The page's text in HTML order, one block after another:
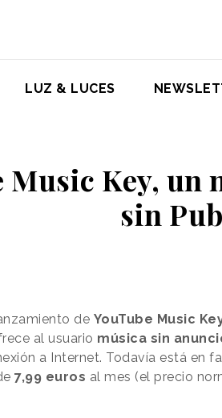
LUZ & LUCES
Music Key, un
sin
de YouTube Music
al usuario música sin
a Internet. Todavía está en
7,99 euros al mes (el precio